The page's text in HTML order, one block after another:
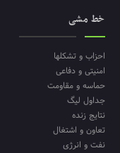
خط مشی
احزاب و تشکلها
امنیتی و دفاعی
حماسه و مقاومت
جداول لیگ
نتایج زنده
تعاون و اشتغال
نفت و انرژی